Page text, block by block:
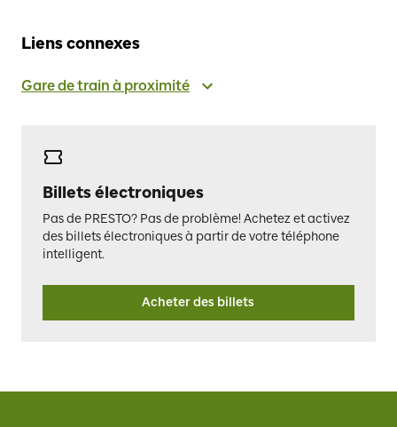
Liens connexes
Gare de train à proximité
Billets électroniques
Pas de PRESTO? Pas de problème! Achetez et activez
des billets électroniques à partir de votre téléphone
intelligent.
Acheter des billets